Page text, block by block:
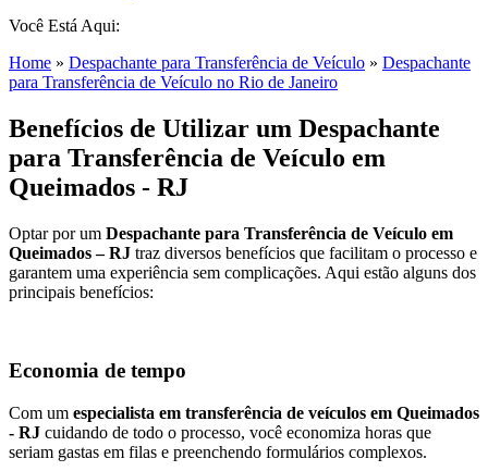
Você Está Aqui:
Home » Despachante para Transferência de Veículo » Despachante
para Transferência de Veículo no Rio de Janeiro
Benefícios de Utilizar um Despachante
para Transferência de Veículo em
Queimados - RJ
Optar por um Despachante para Transferência de Veículo em
Queimados – RJ traz diversos benefícios que facilitam o processo e
garantem uma experiência sem complicações. Aqui estão alguns dos
principais benefícios:
Economia de tempo
Com um especialista em transferência de veículos em Queimados
- RJ cuidando de todo o processo, você economiza horas que
seriam gastas em filas e preenchendo formulários complexos.